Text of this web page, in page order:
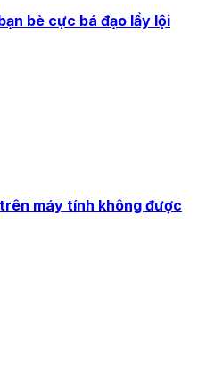
bè cực bá đạo lầy lội
máy tính không được